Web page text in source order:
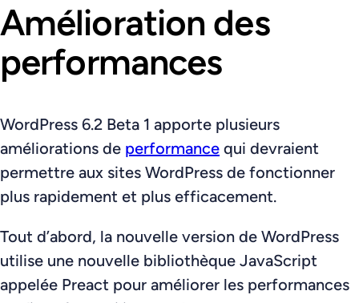
Amélioration des
performances
WordPress 6.2 Beta 1 apporte plusieurs
améliorations de performance qui devraient
permettre aux sites WordPress de fonctionner
plus rapidement et plus efficacement.
Tout d’abord, la nouvelle version de WordPress
utilise une nouvelle bibliothèque JavaScript
appelée Preact pour améliorer les performances